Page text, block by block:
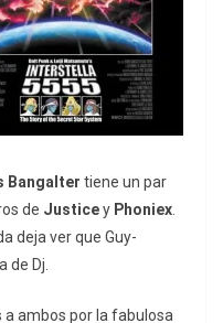
Bangalter tiene un par
de Justicey Phoniex
deja ver que Guy-
de Dj.
a ambos por la fabulosa